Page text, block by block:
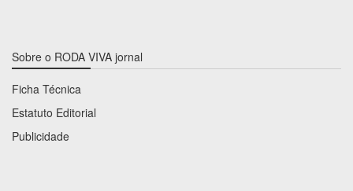
Sobre o RODA VIVA jornal
Ficha Técnica
Estatuto Editorial
Publicidade